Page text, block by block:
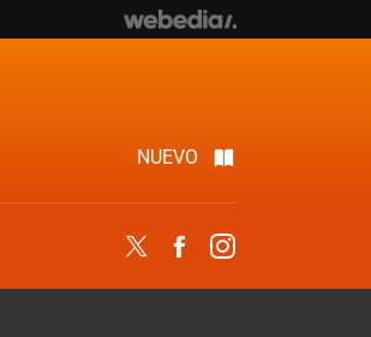
NUEVO
Twitter Facebook